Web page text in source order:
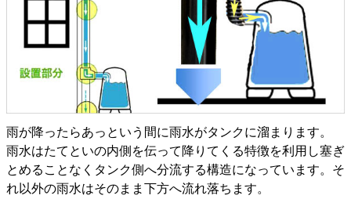
雨が降ったらあっという間に雨水がタンクに溜まります。
雨水はたてといの内側を伝って降りてくる特徴を利用し塞ぎ
とめることなくタンク側へ分流する構造になっています。そ
れ以外の雨水はそのまま下方へ流れ落ちます。